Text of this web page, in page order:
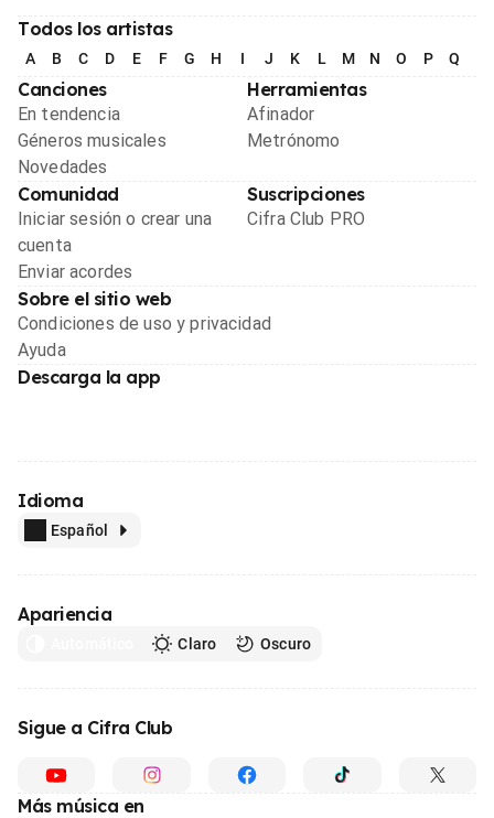
Todos los artistas
A B C D E F G H I J K L M N O P Q
Canciones
En tendencia
Géneros musicales
Novedades
Herramientas
Afinador
Metrónomo
Comunidad
Iniciar sesión o crear una
cuenta
Enviar acordes
Suscripciones
Cifra Club PRO
Sobre el sitio web
Condiciones de uso y privacidad
Ayuda
Descarga la app
Idioma
Español
Apariencia
Claro Oscuro
Sigue a Cifra Club
Más música en